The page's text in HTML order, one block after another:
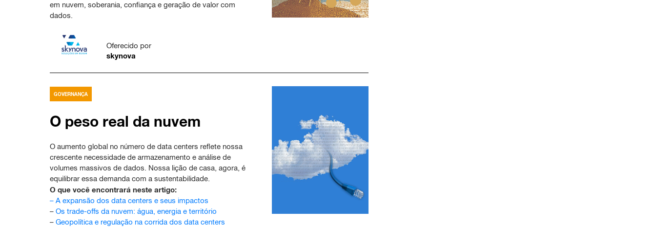
em nuvem, soberania, confiança e geração de valor com
dados.
Oferecido por
skynova
GOVERNANÇA
O peso real da nuvem
O aumento global no número de data centers reflete nossa
crescente necessidade de armazenamento e análise de
volumes massivos de dados. Nossa lição de casa, agora, é
equilibrar essa demanda com a sustentabilidade.
O que você encontrará neste artigo:
– A expansão dos data centers e seus impactos
– Os trade-offs da nuvem: água, energia e território
– Geopolítica e regulação na corrida dos data centers